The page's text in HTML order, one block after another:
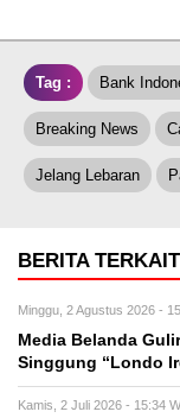
Tag : Bank
Breaking News
Jelang Lebaran
BERITA TERKAIT
Minggu, 2 Agustus 2026 -
Media Belanda
Singgung “Londo
Kamis, 2 Juli 2026 - 15:34